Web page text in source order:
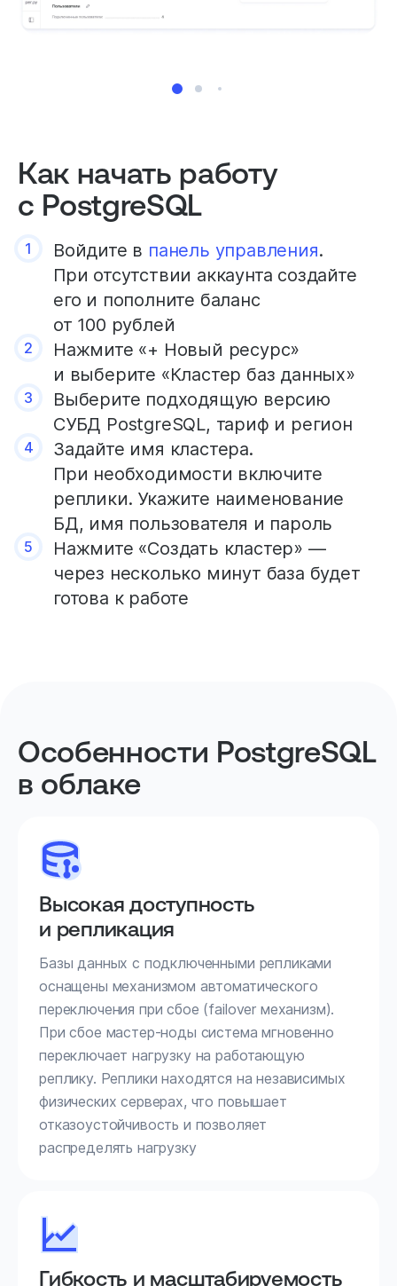
Как начать работу
с PostgreSQL
1 Войдите в панель управления.
При отсутствии аккаунта создайте
его и пополните баланс
от 100 рублей
2
Нажмите «+ Новый ресурс»
и выберите «Кластер баз данных»
3
Выберите подходящую версию
СУБД PostgreSQL, тариф и регион
4
Задайте имя кластера.
При необходимости включите
реплики. Укажите наименование
БД, имя пользователя и пароль
5
Нажмите «Создать кластер» —
через несколько минут база будет
готова к работе
Особенности PostgreSQL
в облаке
Высокая доступность
и репликация
Базы данных с подключенными репликами
оснащены механизмом автоматического
переключения при сбое (failover механизм).
При сбое мастер-ноды система мгновенно
переключает нагрузку на работающую
реплику. Реплики находятся на независимых
физических серверах, что повышает
отказоустойчивость и позволяет
распределять нагрузку
Гибкость и масштабируемость